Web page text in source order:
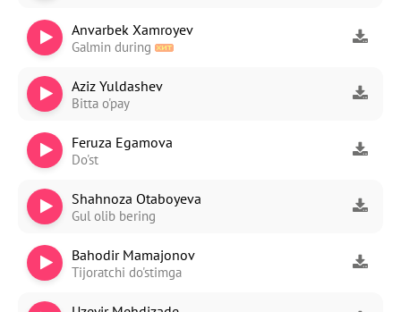
Anvarbek Xamroyev
Galmin during
Aziz Yuldashev
Bitta o'pay
Feruza Egamova
Do'st
Shahnoza Otaboyeva
Gul olib bering
Bahodir Mamajonov
Tijoratchi do'stimga